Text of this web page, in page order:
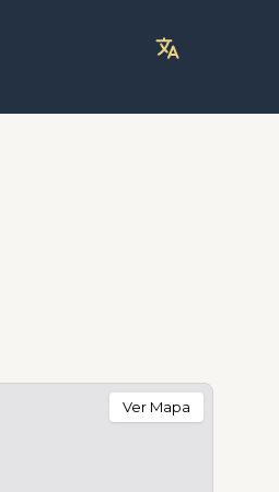
Ver Mapa